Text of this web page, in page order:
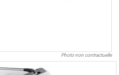
Photo non contractuelle